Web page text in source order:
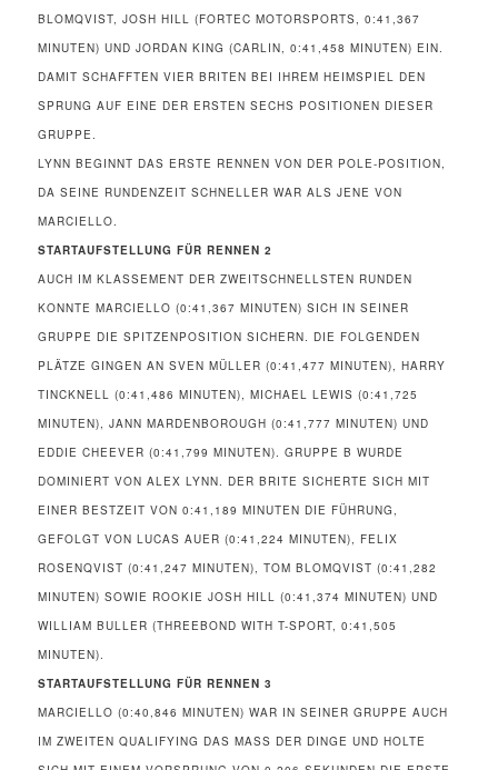
BLOMQVIST, JOSH HILL (FORTEC MOTORSPORTS, 0:41,367
MINUTEN) UND JORDAN KING (CARLIN, 0:41,458 MINUTEN) EIN.
DAMIT SCHAFFTEN VIER BRITEN BEI IHREM HEIMSPIEL DEN
SPRUNG AUF EINE DER ERSTEN SECHS POSITIONEN DIESER
GRUPPE.
LYNN BEGINNT DAS ERSTE RENNEN VON DER POLE-POSITION,
DA SEINE RUNDENZEIT SCHNELLER WAR ALS JENE VON
MARCIELLO.
STARTAUFSTELLUNG FÜR RENNEN 2
AUCH IM KLASSEMENT DER ZWEITSCHNELLSTEN RUNDEN
KONNTE MARCIELLO (0:41,367 MINUTEN) SICH IN SEINER
GRUPPE DIE SPITZENPOSITION SICHERN. DIE FOLGENDEN
PLÄTZE GINGEN AN SVEN MÜLLER (0:41,477 MINUTEN), HARRY
TINCKNELL (0:41,486 MINUTEN), MICHAEL LEWIS (0:41,725
MINUTEN), JANN MARDENBOROUGH (0:41,777 MINUTEN) UND
EDDIE CHEEVER (0:41,799 MINUTEN). GRUPPE B WURDE
DOMINIERT VON ALEX LYNN. DER BRITE SICHERTE SICH MIT
EINER BESTZEIT VON 0:41,189 MINUTEN DIE FÜHRUNG,
GEFOLGT VON LUCAS AUER (0:41,224 MINUTEN), FELIX
ROSENQVIST (0:41,247 MINUTEN), TOM BLOMQVIST (0:41,282
MINUTEN) SOWIE ROOKIE JOSH HILL (0:41,374 MINUTEN) UND
WILLIAM BULLER (THREEBOND WITH T-SPORT, 0:41,505
MINUTEN).
STARTAUFSTELLUNG FÜR RENNEN 3
MARCIELLO (0:40,846 MINUTEN) WAR IN SEINER GRUPPE AUCH
IM ZWEITEN QUALIFYING DAS MASS DER DINGE UND HOLTE S